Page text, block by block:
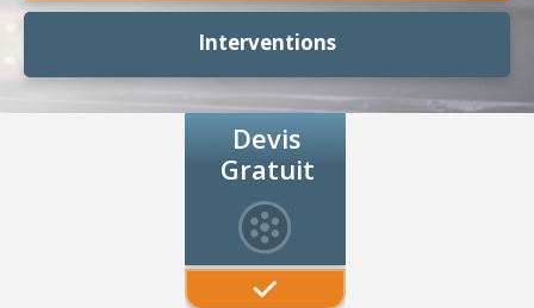
Interventions
Devis
Gratuit